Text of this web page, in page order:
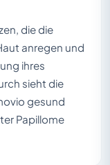
die die
anregen und
ihres
sieht die
gesund
Papillome